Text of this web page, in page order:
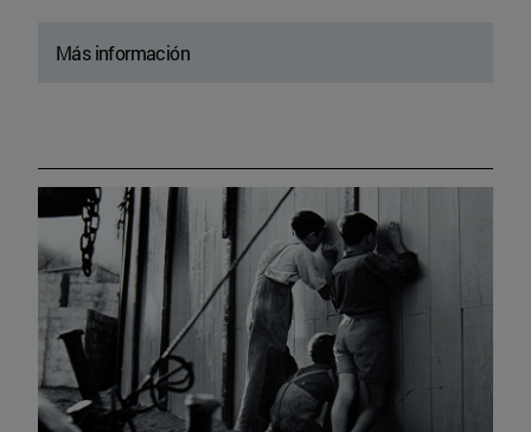
Más información